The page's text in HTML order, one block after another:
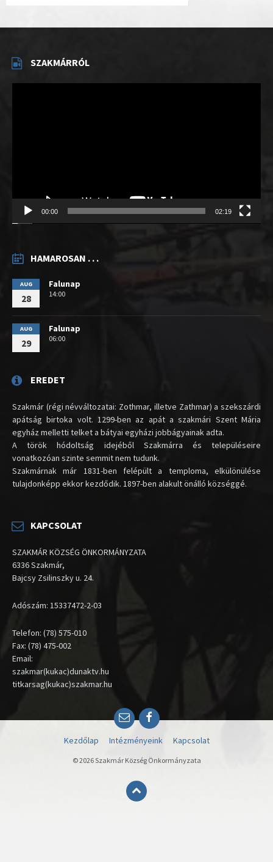
SZAKMÁRRÓL
00:00 02:19
HAMAROSAN . . .
AUG
28
Falunap
14:00
AUG
29
Falunap
06:00
EREDET
Szakmár (régi névváltozatai: Zothmar, illetve Zathmar) a szekszárdi
apátság birtoka volt. 1299-ben az apát a szakmári Szent Mária
egyház melletti telket a bátyai egyházi jobbágyainak adta.
A török hódoltság idejéből Szakmárra és településeire
vonatkozóan szinte semmit nem tudunk.
Szakmárnak már 1831-ben felépült a temploma, elkülönülése
tulajdonképp ekkor kezdődik. 1897-ben alakult önálló községgé.
KAPCSOLAT
SZAKMÁR KÖZSÉG ÖNKORMÁNYZATA
6336 Szakmár,
Bajcsy Zsilinszky u. 24.
Adószám: 15337472-2-03
Telefon: (78) 575-010
Fax: (78) 475-002
Email:
szakmar(kukac)dunaktv.hu
titkarsag(kukac)szakmar.hu
EmailFacebook
Kezdőlap Intézményeink Kapcsolat
© 2026 Szakmár Község Önkormányzata